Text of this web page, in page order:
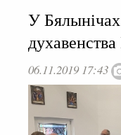
У Бялынічах
06.11.2019 17:43